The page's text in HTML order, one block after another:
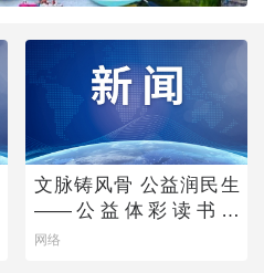
文脉铸风骨 公益润民生
——公益体彩读书会
《唐诗宋词中的功夫
网络